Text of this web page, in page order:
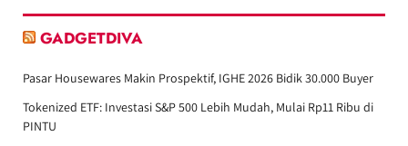
GADGETDIVA
Pasar Housewares Makin Prospektif, IGHE 2026 Bidik 30.000 Buyer
Tokenized ETF: Investasi S&P 500 Lebih Mudah, Mulai Rp11 Ribu di
PINTU